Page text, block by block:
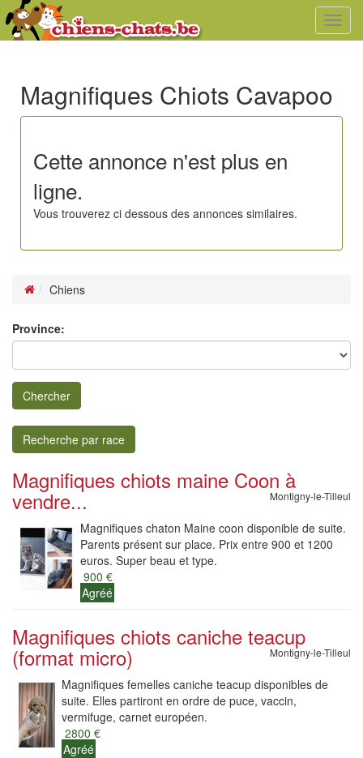
Magnifiques Chiots Cavapoo
Cette annonce n'est plus en
ligne.
Vous trouverez ci dessous des annonces similaires.
Chiens
Province:
Chercher
Recherche par race
Magnifiques chiots maine Coon à
vendre... Montigny-le-Tilleul
Magnifiques chaton Maine coon disponible de suite.
Parents présent sur place. Prix entre 900 et 1200
euros. Super beau et type.
900 €
Agréé
Magnifiques chiots caniche teacup
(format micro) Montigny-le-Tilleul
Magnifiques femelles caniche teacup disponibles de
suite. Elles partiront en ordre de puce, vaccin,
vermifuge, carnet européen.
2800 €
Agréé